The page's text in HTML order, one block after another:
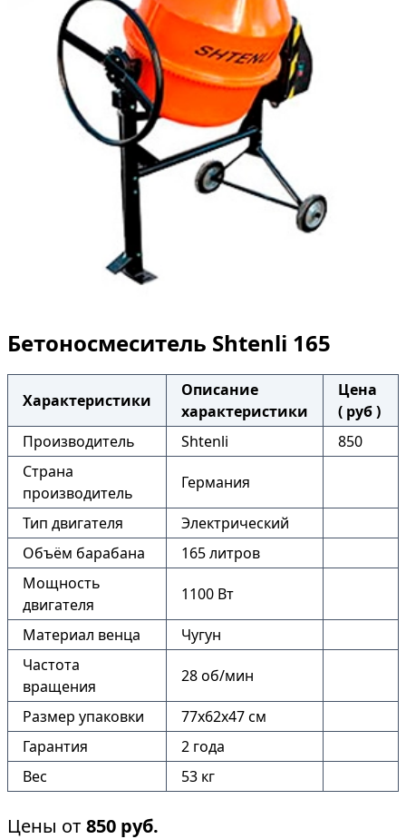
Бетоносмеситель Shtenli 165
Характеристики
Описание
характеристики
Цена
( руб )
Производитель
Shtenli
850
Страна
производитель
Германия
Тип двигателя
Электрический
Объём барабана
165 литров
Мощность
двигателя
1100 Вт
Материал венца
Чугун
Частота
вращения
28 об/мин
Размер упаковки
77х62х47 см
Гарантия
2 года
Вес
53 кг
Цены от850 руб.